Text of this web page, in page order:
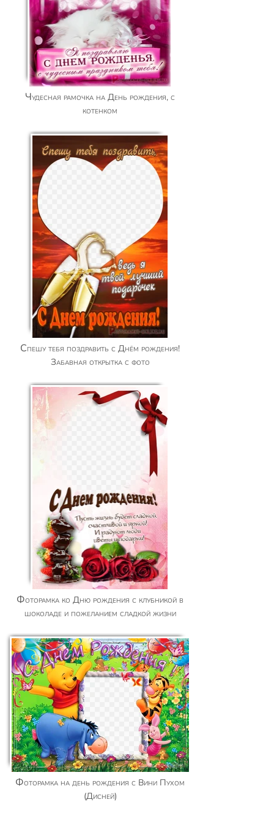
Чудесная рамочка на День рождения, с
котенком
Спешу тебя поздравить с Днём рождения!
Забавная открытка с фото
Фоторамка ко Дню рождения с клубникой в
шоколаде и пожеланием сладкой жизни
Фоторамка на день рождения с Вини Пухом
(Дисней)